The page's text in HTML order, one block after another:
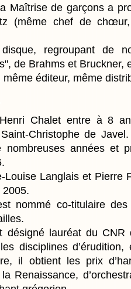
Maîtrise de garçons a
(même chef de
regroupant de
de Brahms et Bruckner,
éditeur, même
Chalet entre à 8
Christophe de
nombreuses années et
Louise Langlais et Pierre
2005.
nommé co-titulaire
désigné lauréat du
disciplines
il obtient les prix
Renaissance,